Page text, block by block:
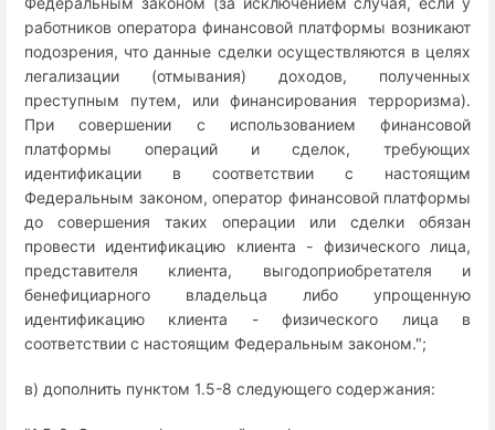
работников оператора финансовой платформы возникают
подозрения, что данные сделки осуществляются в целях
легализации (отмывания) доходов, полученных
преступным путем, или финансирования терроризма).
При совершении с использованием финансовой
платформы операций и сделок, требующих
идентификации в соответствии с настоящим
Федеральным законом, оператор финансовой платформы
до совершения таких операции или сделки обязан
провести идентификацию клиента - физического лица,
представителя клиента, выгодоприобретателя и
бенефициарного владельца либо упрощенную
идентификацию клиента - физического лица в
соответствии с настоящим Федеральным законом.";
в) дополнить пунктом 1.5-8 следующего содержания: